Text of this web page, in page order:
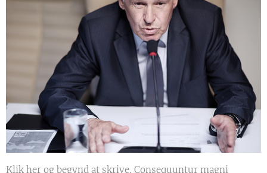
Klik her og begynd at skrive. Consequuntur magni